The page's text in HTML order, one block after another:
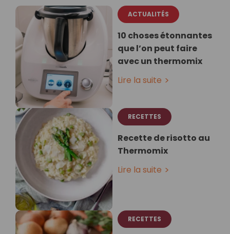
ACTUALITÉS
10 choses étonnantes
que l’on peut faire
avec un thermomix
Lire la suite
RECETTES
Recette de risotto au
Thermomix
Lire la suite
RECETTES